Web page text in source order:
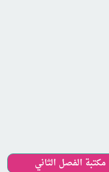
مكتبة الفصل الثاني